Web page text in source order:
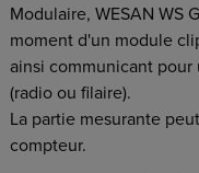
Modulaire, WESAN WS
moment d'un module
ainsi communicant
(radio ou filaire).
La partie mesurante
compteur.